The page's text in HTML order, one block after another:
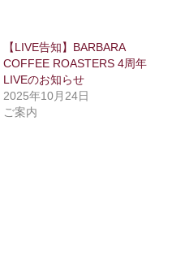
【LIVE告知】BARBARA
COFFEE ROASTERS 4周年
LIVEのお知らせ
2025年10月24日
ご案内